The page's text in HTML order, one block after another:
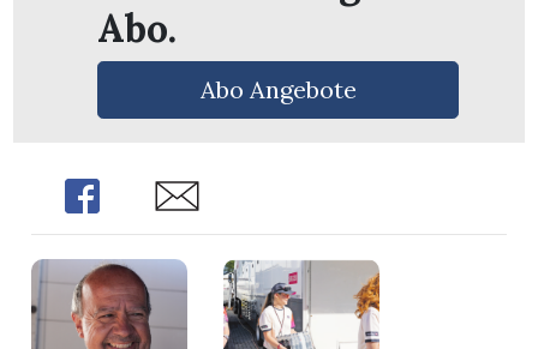
Abo.
Abo Angebote
Share Share